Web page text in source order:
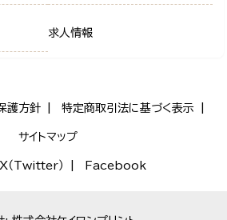
求人情報
護方針 特定商取引法に基づく表示
サイトマップ
X（Twitter） Facebook